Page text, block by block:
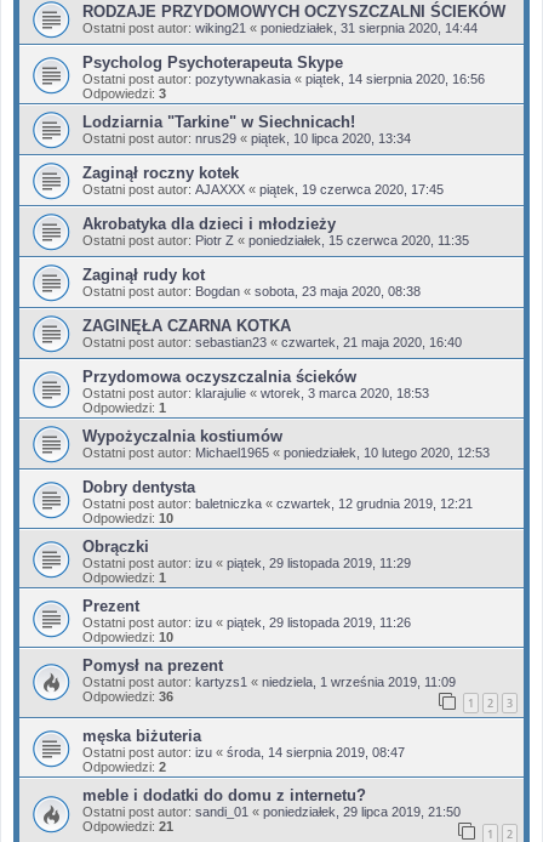
RODZAJE PRZYDOMOWYCH OCZYSZCZALNI ŚCIEKÓW
Ostatni post autor: wiking21 « poniedziałek, 31 sierpnia 2020, 14:44
Psycholog Psychoterapeuta Skype
Ostatni post autor: pozytywnakasia « piątek, 14 sierpnia 2020, 16:56
Odpowiedzi: 3
Lodziarnia "Tarkine" w Siechnicach!
Ostatni post autor: nrus29 « piątek, 10 lipca 2020, 13:34
Zaginął roczny kotek
Ostatni post autor: AJAXXX « piątek, 19 czerwca 2020, 17:45
Akrobatyka dla dzieci i młodzieży
Ostatni post autor: Piotr Z « poniedziałek, 15 czerwca 2020, 11:35
Zaginął rudy kot
Ostatni post autor: Bogdan « sobota, 23 maja 2020, 08:38
ZAGINĘŁA CZARNA KOTKA
Ostatni post autor: sebastian23 « czwartek, 21 maja 2020, 16:40
Przydomowa oczyszczalnia ścieków
Ostatni post autor: klarajulie « wtorek, 3 marca 2020, 18:53
Odpowiedzi: 1
Wypożyczalnia kostiumów
Ostatni post autor: Michael1965 « poniedziałek, 10 lutego 2020, 12:53
Dobry dentysta
Ostatni post autor: baletniczka « czwartek, 12 grudnia 2019, 12:21
Odpowiedzi: 10
Obrączki
Ostatni post autor: izu « piątek, 29 listopada 2019, 11:29
Odpowiedzi: 1
Prezent
Ostatni post autor: izu « piątek, 29 listopada 2019, 11:26
Odpowiedzi: 10
Pomysł na prezent
Ostatni post autor: kartyzs1 « niedziela, 1 września 2019, 11:09
Odpowiedzi: 36 1 2 3
męska biżuteria
Ostatni post autor: izu « środa, 14 sierpnia 2019, 08:47
Odpowiedzi: 2
meble i dodatki do domu z internetu?
Ostatni post autor: sandi_01 « poniedziałek, 29 lipca 2019, 21:50
Odpowiedzi: 21 1 2